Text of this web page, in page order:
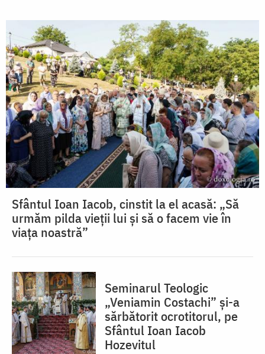
Sfântul Ioan Iacob, cinstit la el acasă: „Să
urmăm pilda vieții lui și să o facem vie în
viața noastră”
Seminarul Teologic
„Veniamin Costachi” și-a
sărbătorit ocrotitorul, pe
Sfântul Ioan Iacob
Hozevitul